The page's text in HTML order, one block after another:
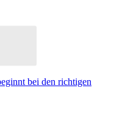
bei den richtigen